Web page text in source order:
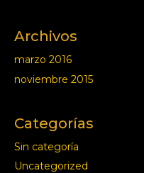
Archivos
marzo 2016
noviembre 2015
Categorías
Sin categoría
Uncategorized